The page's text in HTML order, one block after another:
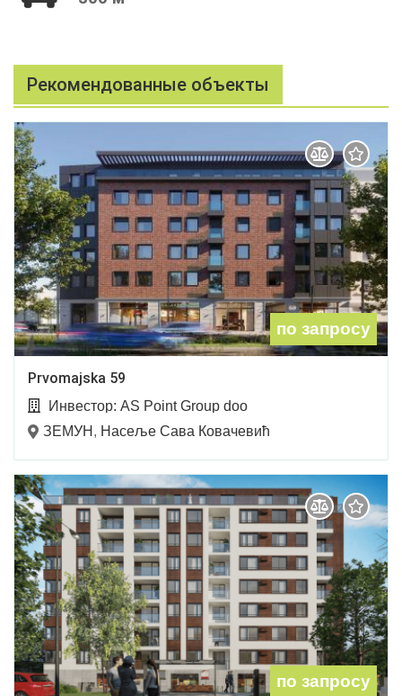
Рекомендованные объекты
по запросу
Prvomajska 59
Инвестор: AS Point Group doo
ЗЕМУН , Насеље Сава Ковачевић
по запросу